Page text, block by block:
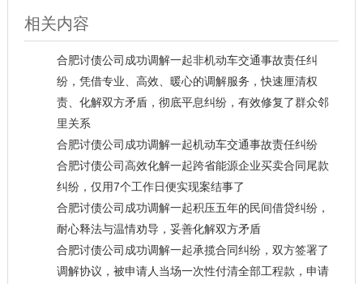
相关内容
合肥讨债公司成功调解一起非机动车交通事故责任纠
纷，凭借专业、高效、暖心的调解服务，快速厘清权
责、化解双方矛盾，彻底平息纠纷，有效修复了群众邻
里关系
合肥讨债公司成功调解一起机动车交通事故责任纠纷
合肥讨债公司高效化解一起跨省能源企业买卖合同尾款
纠纷，仅用7个工作日便实现案结事了
合肥讨债公司成功调解一起积压五年的民间借贷纠纷，
耐心释法与温情劝导，妥善化解双方矛盾
合肥讨债公司成功调解一起承揽合同纠纷，双方签署了
调解协议，被申请人当场一次性付清全部工程款，申请